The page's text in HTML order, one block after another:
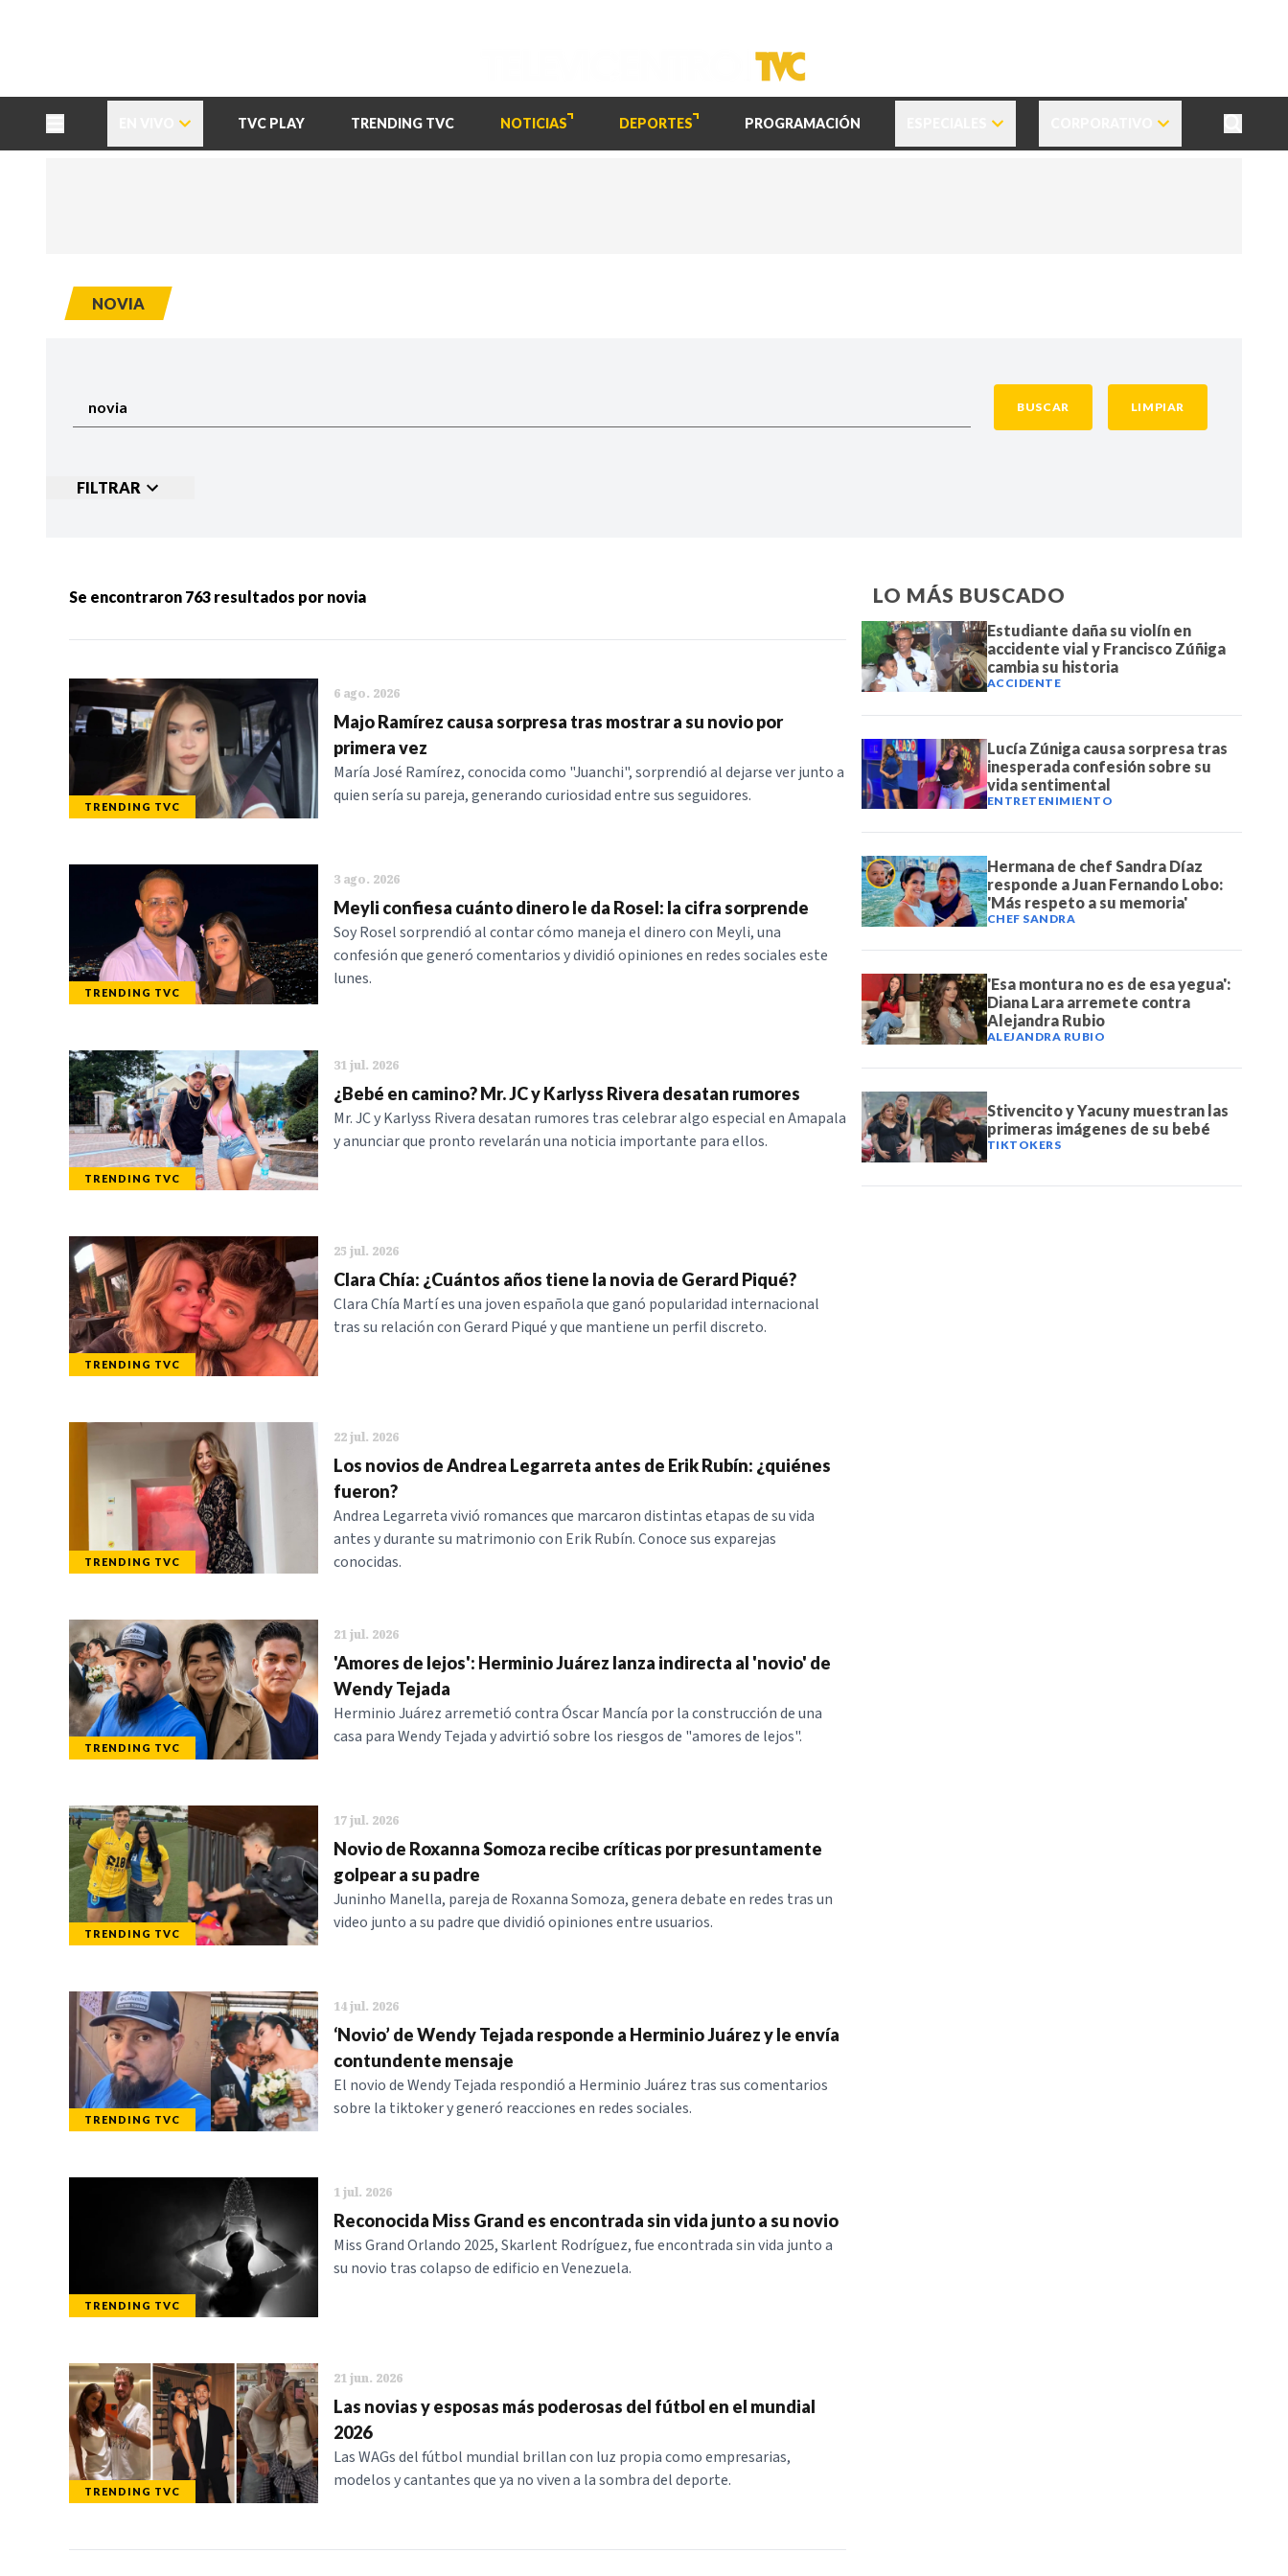
TVC PLAY TRENDING TVC NOTICIAS DEPORTES PROGRAMACIÓN
NOVIA
BUSCAR LIMPIAR
FILTRAR
Categorias: NOTICIAS SERIES
Se encontraron 763 resultados por novia
TRENDING TVC
6 ago. 2026
Majo Ramírez causa sorpresa tras mostrar a su novio por
primera vez
María José Ramírez, conocida como "Juanchi", sorprendió al dejarse ver junto a
quien sería su pareja, generando curiosidad entre sus seguidores.
TRENDING TVC
3 ago. 2026
Meyli confiesa cuánto dinero le da Rosel: la cifra sorprende
Soy Rosel sorprendió al contar cómo maneja el dinero con Meyli, una
confesión que generó comentarios y dividió opiniones en redes sociales este
lunes.
TRENDING TVC
31 jul. 2026
¿Bebé en camino? Mr. JC y Karlyss Rivera desatan rumores
Mr. JC y Karlyss Rivera desatan rumores tras celebrar algo especial en Amapala
y anunciar que pronto revelarán una noticia importante para ellos.
TRENDING TVC
25 jul. 2026
Clara Chía: ¿Cuántos años tiene la novia de Gerard Piqué?
Clara Chía Martí es una joven española que ganó popularidad internacional
tras su relación con Gerard Piqué y que mantiene un perfil discreto.
TRENDING TVC
22 jul. 2026
Los novios de Andrea Legarreta antes de Erik Rubín: ¿quiénes
fueron?
Andrea Legarreta vivió romances que marcaron distintas etapas de su vida
antes y durante su matrimonio con Erik Rubín. Conoce sus exparejas
conocidas.
TRENDING TVC
21 jul. 2026
'Amores de lejos': Herminio Juárez lanza indirecta al 'novio' de
Wendy Tejada
Herminio Juárez arremetió contra Óscar Mancía por la construcción de una
casa para Wendy Tejada y advirtió sobre los riesgos de "amores de lejos".
TRENDING TVC
17 jul. 2026
Novio de Roxanna Somoza recibe críticas por presuntamente
golpear a su padre
Juninho Manella, pareja de Roxanna Somoza, genera debate en redes tras un
video junto a su padre que dividió opiniones entre usuarios.
TRENDING TVC
14 jul. 2026
‘Novio’ de Wendy Tejada responde a Herminio Juárez y le envía
contundente mensaje
El novio de Wendy Tejada respondió a Herminio Juárez tras sus comentarios
sobre la tiktoker y generó reacciones en redes sociales.
TRENDING TVC
1 jul. 2026
Reconocida Miss Grand es encontrada sin vida junto a su novio
Miss Grand Orlando 2025, Skarlent Rodríguez, fue encontrada sin vida junto a
su novio tras colapso de edificio en Venezuela.
TRENDING TVC
21 jun. 2026
Las novias y esposas más poderosas del fútbol en el mundial
2026
Las WAGs del fútbol mundial brillan con luz propia como empresarias,
modelos y cantantes que ya no viven a la sombra del deporte.
LO MÁS BUSCADO
Estudiante daña su violín en
accidente vial y Francisco Zúñiga
cambia su historia
ACCIDENTE
Lucía Zúniga causa sorpresa tras
inesperada confesión sobre su
vida sentimental
ENTRETENIMIENTO
Hermana de chef Sandra Díaz
responde a Juan Fernando Lobo:
'Más respeto a su memoria'
CHEF SANDRA
'Esa montura no es de esa yegua':
Diana Lara arremete contra
Alejandra Rubio
ALEJANDRA RUBIO
Stivencito y Yacuny muestran las
primeras imágenes de su bebé
TIKTOKERS